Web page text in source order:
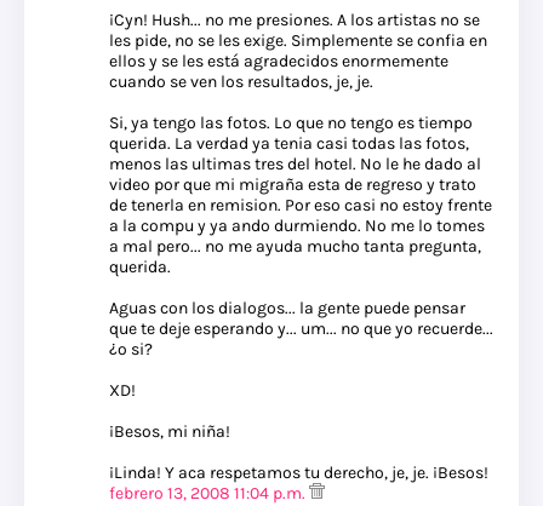
¡Cyn! Hush... no me presiones. A los artistas no se
les pide, no se les exige. Simplemente se confia en
ellos y se les está agradecidos enormemente
cuando se ven los resultados, je, je.
Si, ya tengo las fotos. Lo que no tengo es tiempo
querida. La verdad ya tenia casi todas las fotos,
menos las ultimas tres del hotel. No le he dado al
video por que mi migraña esta de regreso y trato
de tenerla en remision. Por eso casi no estoy frente
a la compu y ya ando durmiendo. No me lo tomes
a mal pero... no me ayuda mucho tanta pregunta,
querida.
Aguas con los dialogos... la gente puede pensar
que te deje esperando y... um... no que yo recuerde...
¿o si?
XD!
¡Besos, mi niña!
¡Linda! Y aca respetamos tu derecho, je, je. ¡Besos!
febrero 13, 2008 11:04 p.m.